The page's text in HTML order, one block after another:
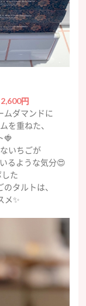
円
ムダマンドに
を重ねた、
🍓
いちごが
るような気分😍
た
タルトは、
メ✨